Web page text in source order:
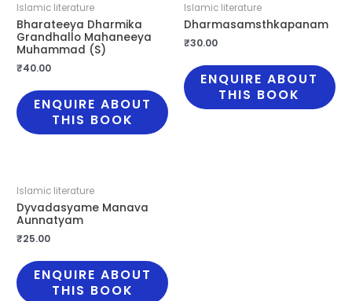
Islamic literature
Bharateeya Dharmika
Grandhallo Mahaneeya
Muhammad (S)
₹40.00
ENQUIRE ABOUT
THIS BOOK
Islamic literature
Dharmasamsthkapanam
₹30.00
ENQUIRE ABOUT
THIS BOOK
Islamic literature
Dyvadasyame Manava
Aunnatyam
₹25.00
ENQUIRE ABOUT
THIS BOOK